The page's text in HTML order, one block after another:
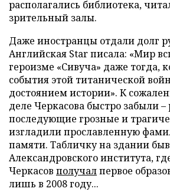
располагались библиотека,
зрительный залы.
Даже иностранцы отдали долг
Английская Star писала: «Мир
героизме «Сивуча» даже тогда,
события этой титанической
достоянием истории». К
деле Черкасова быстро забыли
последующие грозные и
изгладили прославленную
памяти. Табличку на здании
Александровского института,
Черкасов получалпервое
лишь в 2008 году...